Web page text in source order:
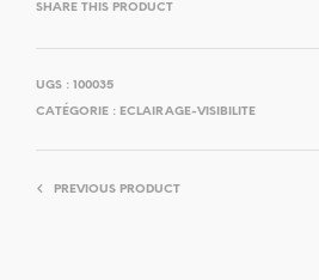
SHARE THIS PRODUCT
UGS : 100035
CATÉGORIE : ECLAIRAGE-VISIBILITE
PREVIOUS PRODUCT